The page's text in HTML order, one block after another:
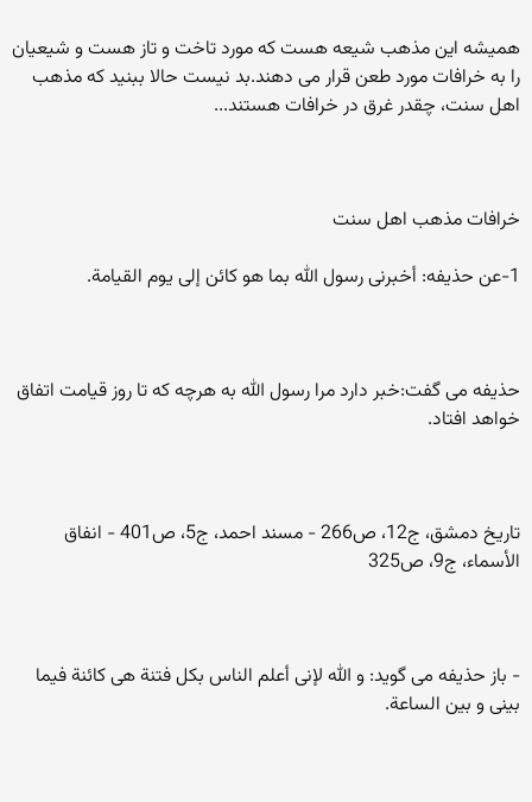
همیشه این مذهب شیعه هست که مورد تاخت و تاز هست و شیعیان
را به خرافات مورد طعن قرار می دهند.بد نیست حالا ببنید که مذهب
اهل سنت، چقدر غرق در خرافات هستند...
خرافات مذهب اهل سنت
1-عن حذیفه: أخبرنی رسول الله بما هو کائن إلی یوم القیامة.
حذیفه می گفت:خبر دارد مرا رسول الله به هرچه که تا روز قیامت اتفاق
خواهد افتاد.
تاریخ دمشق، ج12، ص266 - مسند احمد، ج5، ص401 - انفاق
الأسماء، ج9، ص325
- باز حذیفه می گوید: و الله لإنی أعلم الناس بکل فتنة هی کائنة فیما
بینی و بین الساعة.